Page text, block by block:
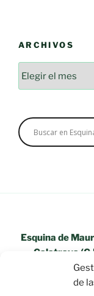
de
ARCHIVOS
Esquina de
Calatrava
«Aviso Legal»